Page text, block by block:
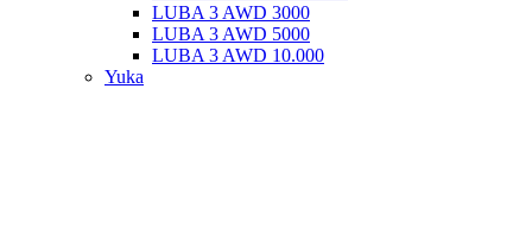
LUBA 3 AWD 3000
LUBA 3 AWD 5000
LUBA 3 AWD 10.000
Yuka